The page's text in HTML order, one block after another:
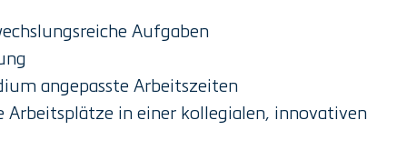
Aufgaben
angepasste Arbeitszeiten
Arbeitsplätze in einer kollegialen, innovativen